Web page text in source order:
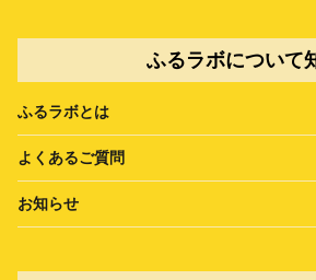
ふるラボについて
ふるラボとは
よくあるご質問
お知らせ